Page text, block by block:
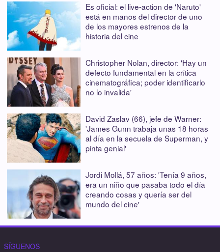
Es oficial: el live-action de 'Naruto'
está en manos del director de uno
de los mayores estrenos de la
historia del cine
Christopher Nolan, director: 'Hay un
defecto fundamental en la crítica
cinematográfica; poder identificarlo
no lo invalida'
David Zaslav (66), jefe de Warner:
'James Gunn trabaja unas 18 horas
al día en la secuela de Superman, y
pinta genial'
Jordi Mollá, 57 años: 'Tenía 9 años,
era un niño que pasaba todo el día
creando cosas y quería ser del
mundo del cine'
SÍGUENOS